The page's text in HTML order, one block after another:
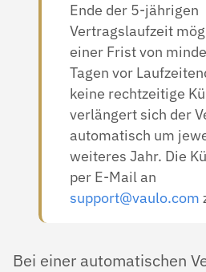
Ende der 5-jährigen
Vertragslaufzeit
einer Frist von
Tagen vor
keine rechtzeitige
verlängert sich der
automatisch um
weiteres Jahr. Die
per E-Mail an
support@vaulo.com
Bei einer automatischen